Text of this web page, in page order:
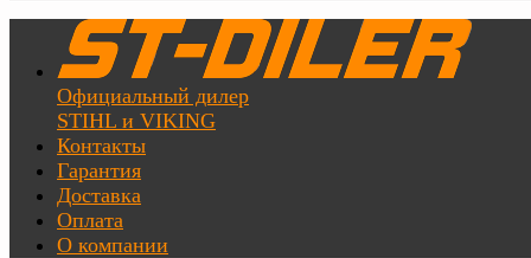
Официальный дилер
STIHL и VIKING
Контакты
Гарантия
Доставка
Оплата
О компании